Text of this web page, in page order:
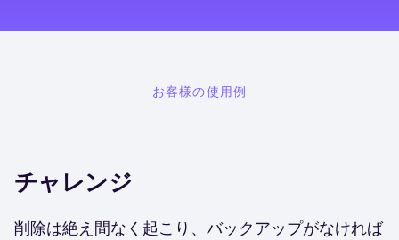
お客様の使用例
チャレンジ
削除は絶え間なく起こり、バックアップがなければ